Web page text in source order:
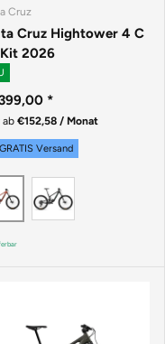
Cruz
Cruz Hightower 4 C
2026
*
ab €152,58 / Monat
GRATIS Versand
GLOSS BRICK RED